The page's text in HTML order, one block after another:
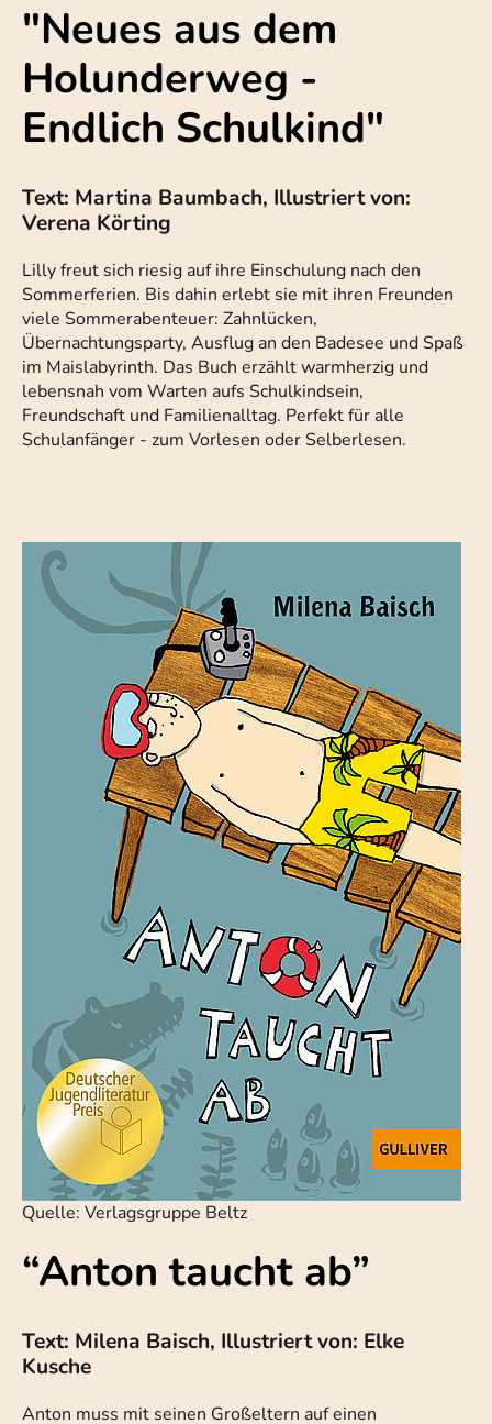
"Neues aus dem
Holunderweg -
Endlich Schulkind"
Text: Martina Baumbach, Illustriert von:
Verena Körting
Lilly freut sich riesig auf ihre Einschulung nach den
Sommerferien. Bis dahin erlebt sie mit ihren Freunden
viele Sommerabenteuer: Zahnlücken,
Übernachtungsparty, Ausflug an den Badesee und Spaß
im Maislabyrinth. Das Buch erzählt warmherzig und
lebensnah vom Warten aufs Schulkindsein,
Freundschaft und Familienalltag. Perfekt für alle
Schulanfänger - zum Vorlesen oder Selberlesen.
Quelle: Verlagsgruppe Beltz
“Anton taucht ab”
Text: Milena Baisch, Illustriert von: Elke
Kusche
Anton muss mit seinen Großeltern auf einen